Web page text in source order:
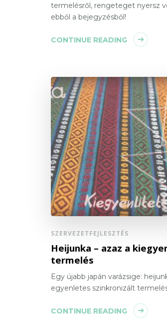
termelésről, rengeteget nyersz
ebből a bejegyzésből!
CONTINUE READING
SZERVEZETFEJLESZTÉS
Heijunka – azaz a
termelés
Egy újabb japán varázsige:
egyenletes szinkronizált
CONTINUE READING